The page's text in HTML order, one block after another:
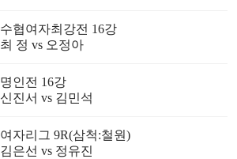
수협여자최강전 16강
최 정 vs 오정아
명인전 16강
신진서 vs 김민석
여자리그 9R(삼척:철원)
김은선 vs 정유진